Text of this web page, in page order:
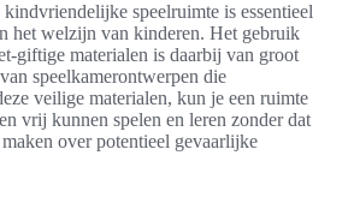
speelruimte is essentieel
het welzijn van kinderen. Het gebruik
giftige materialen is daarbij van groot
speelkamerontwerpen die
veilige materialen, kun je een ruimte
vrij kunnen spelen en leren zonder dat
over potentieel gevaarlijke